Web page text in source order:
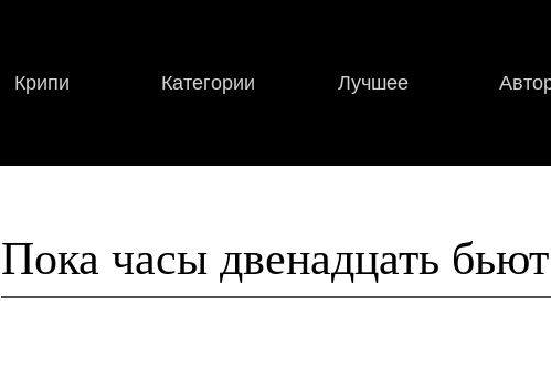
Крипи Категории Лучшее
Пока часы двенадцать бьют